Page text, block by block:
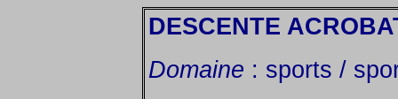
DESCENTE
Domaine : sports /